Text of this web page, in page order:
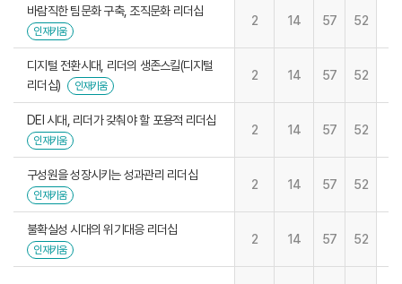
바람직한 팀문화 구축, 조직문화 리더십
인재키움
2 14 57 52
디지털 전환시대, 리더의 생존스킬(디지털
리더십)
인재키움
2 14 57 52
DEI 시대, 리더가 갖춰야 할 포용적 리더십
인재키움
2 14 57 52
구성원을 성장시키는 성과관리 리더십
인재키움
2 14 57 52
불확실성 시대의 위기대응 리더십
인재키움
2 14 57 52